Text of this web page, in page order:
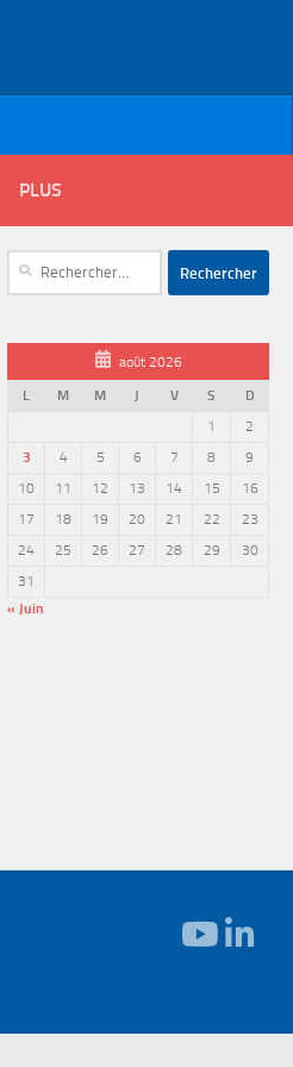
PLUS
août 2026
L
M M J V S
D
1
2
3
4 5 6 7 8
9
10
11 12 13 14 15
16
17
18 19 20 21 22
23
24
25 26 27 28 29
30
31
« Juin